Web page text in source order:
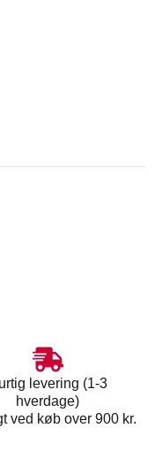
levering (1-3
hverdage)
ved køb over 900 kr.